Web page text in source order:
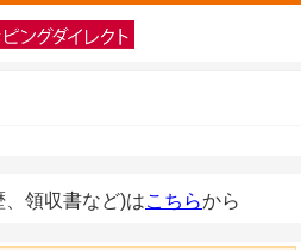
領収書など)はこちらから